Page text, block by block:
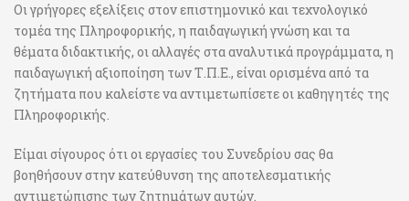
Οι γρήγορες εξελίξεις στον επιστημονικό και τεχνολογικό
τομέα της Πληροφορικής, η παιδαγωγική γνώση και τα
θέματα διδακτικής, οι αλλαγές στα αναλυτικά προγράμματα, η
παιδαγωγική αξιοποίηση των Τ.Π.Ε., είναι ορισμένα από τα
ζητήματα που καλείστε να αντιμετωπίσετε οι καθηγητές της
Πληροφορικής.
Είμαι σίγουρος ότι οι εργασίες του Συνεδρίου σας θα
βοηθήσουν στην κατεύθυνση της αποτελεσματικής
αντιμετώπισης των ζητημάτων αυτών.